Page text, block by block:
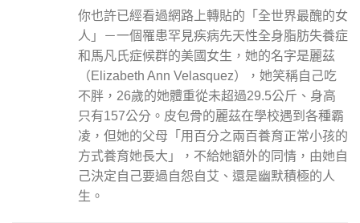
你也許已經看過網路上轉貼的「全世界最醜的女
人」－一個罹患罕見疾病先天性全身脂肪失養症
和馬凡氏症候群的美國女生，她的名字是麗茲
（Elizabeth Ann Velasquez），她笑稱自己吃
不胖，26歲的她體重從未超過29.5公斤、身高
只有157公分。皮包骨的麗茲在學校遇到各種霸
凌，但她的父母「用百分之兩百養育正常小孩的
方式養育她長大」，不給她額外的同情，由她自
己決定自己要過自怨自艾、還是幽默積極的人
生。